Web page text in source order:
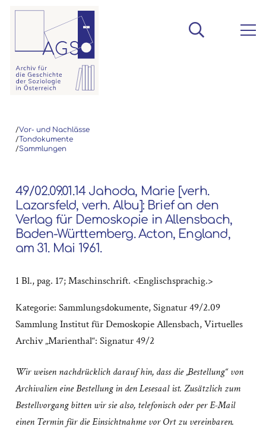
/Vor- und Nachlässe
/Tondokumente
/Sammlungen
49/02.09.01.14 Jahoda, Marie [verh.
Lazarsfeld, verh. Albu]: Brief an den
Verlag für Demoskopie in Allensbach,
Baden-Württemberg. Acton, England,
am 31. Mai 1961.
1 Bl., pag. 17; Maschinschrift. <Englischsprachig.>
Kategorie: Sammlungsdokumente,Signatur 49/2.09
Sammlung Institut für Demoskopie Allensbach,Virtuelles
Archiv „Marienthal“: Signatur 49/2
Wir weisen nachdrücklich darauf hin, dass die „Bestellung“ von
Archivalien eine Bestellung in den Lesesaal ist. Zusätzlich zum
Bestellvorgang bitten wir sie also, telefonisch oder per E-Mail
einen Termin für die Einsichtnahme vor Ort zu vereinbaren.